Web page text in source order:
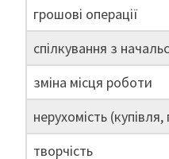
грошові операції
спілкування з
зміна місця роботи
нерухомість
творчість